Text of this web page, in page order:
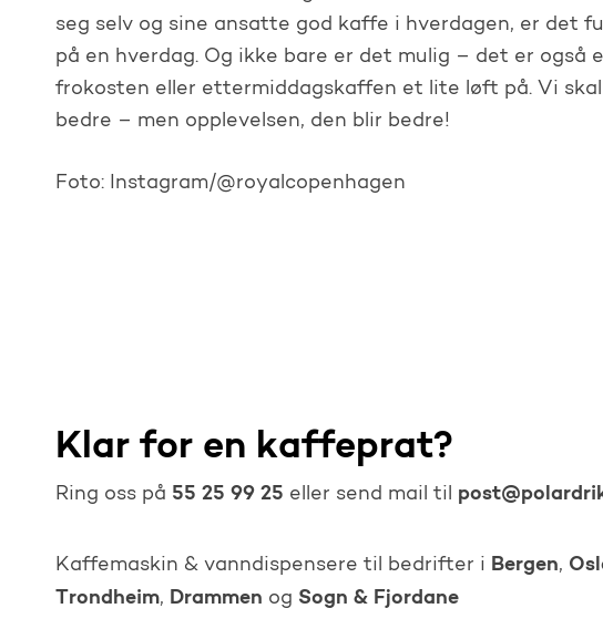
seg selv og sine ansatte god kaffe i hverdagen, er det
på en hverdag. Og ikke bare er det mulig – det er også
frokosten eller ettermiddagskaffen et lite løft på. Vi
bedre – men opplevelsen, den blir bedre!
Foto: Instagram/@royalcopenhagen
Klar for en kaffeprat?
Ring oss på 55 25 99 25 eller send mail til
Kaffemaskin & vanndispensere til bedrifter i Bergen,
Trondheim, Drammen og Sogn & Fjordane